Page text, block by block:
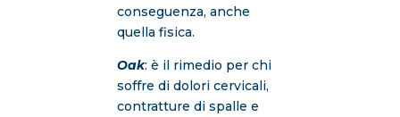
conseguenza, anche
quella fisica.
Oak: è il rimedio per chi
soffre di dolori cervicali,
contratture di spalle e